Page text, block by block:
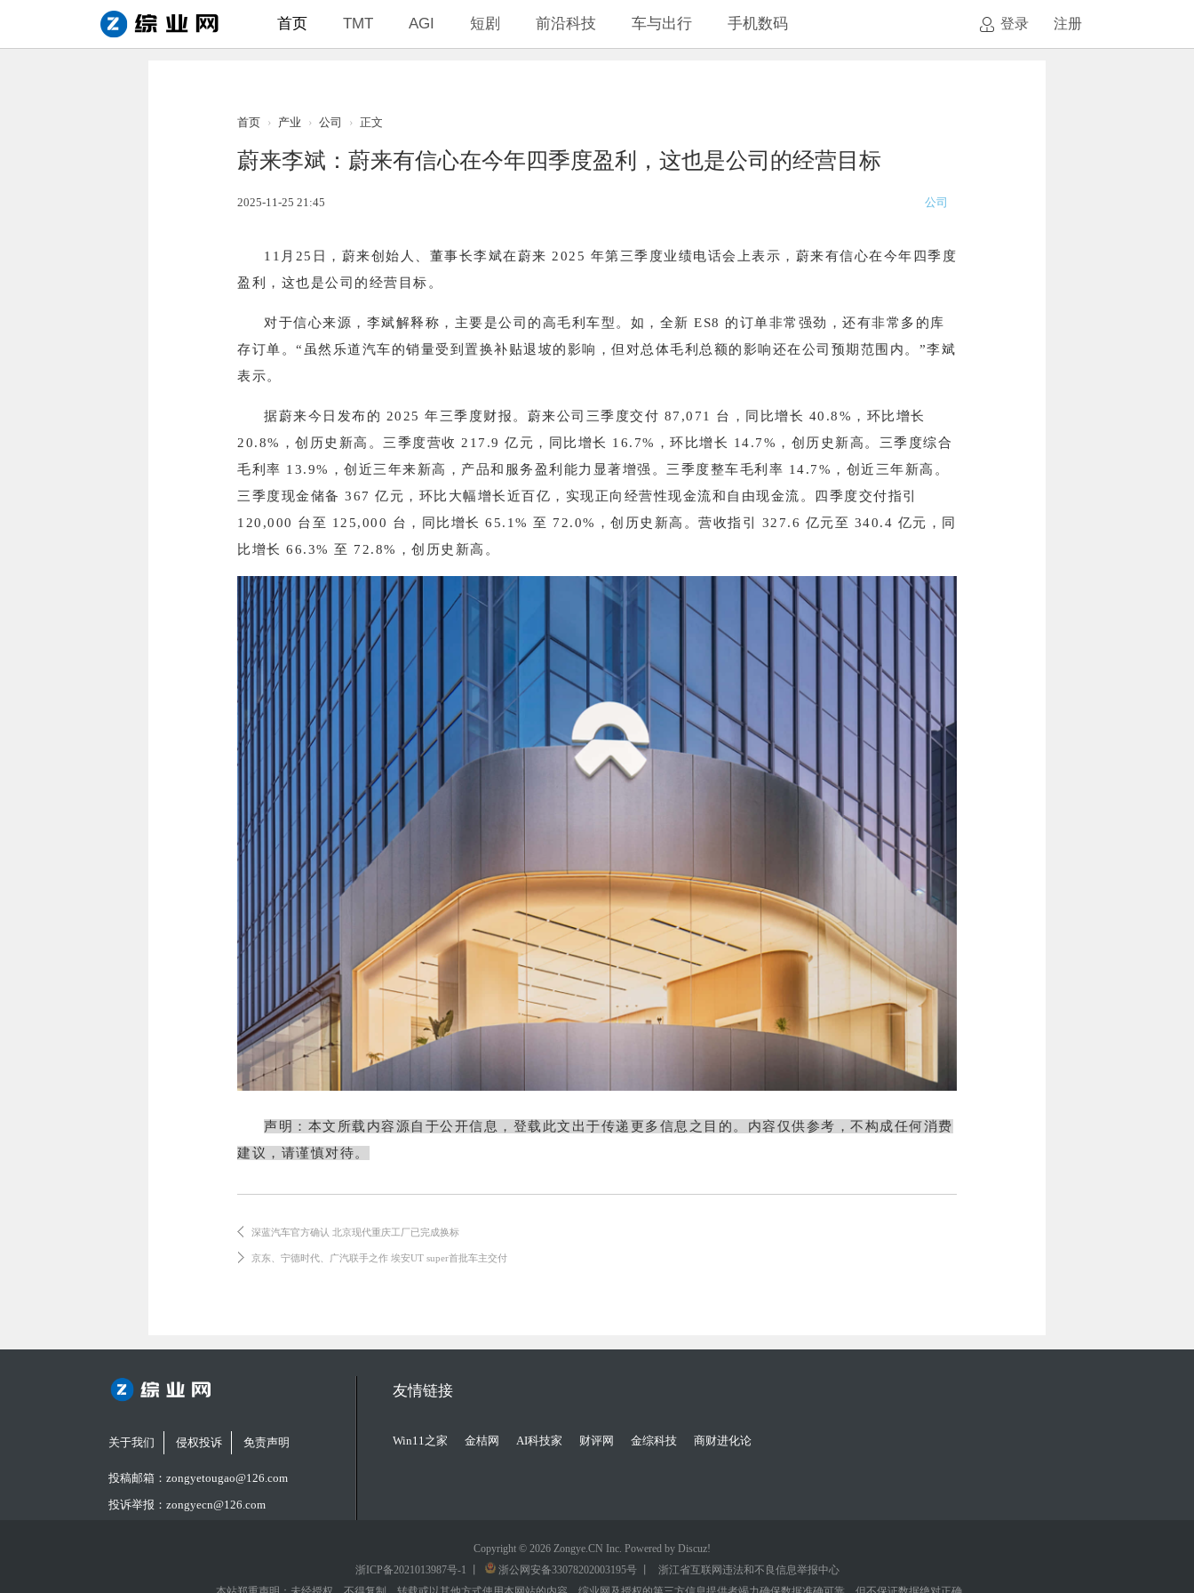
首页 TMT AGI 短剧 前沿科技 车与出行 手机数码 登录 注册
首页 › 产业 › 公司 › 正文
蔚来李斌：蔚来有信心在今年四季度盈利，这也是公司的经营目标
2025-11-25 21:45 公司
11月25日，蔚来创始人、董事长李斌在蔚来 2025 年第三季度业绩电话会上表示，蔚来有信心在今年四季度
盈利，这也是公司的经营目标。
对于信心来源，李斌解释称，主要是公司的高毛利车型。如，全新 ES8 的订单非常强劲，还有非常多的库
存订单。“虽然乐道汽车的销量受到置换补贴退坡的影响，但对总体毛利总额的影响还在公司预期范围内。”李斌
表示。
据蔚来今日发布的 2025 年三季度财报。蔚来公司三季度交付 87,071 台，同比增长 40.8%，环比增长
20.8%，创历史新高。三季度营收 217.9 亿元，同比增长 16.7%，环比增长 14.7%，创历史新高。三季度综合
毛利率 13.9%，创近三年来新高，产品和服务盈利能力显著增强。三季度整车毛利率 14.7%，创近三年新高。
三季度现金储备 367 亿元，环比大幅增长近百亿，实现正向经营性现金流和自由现金流。四季度交付指引
120,000 台至 125,000 台，同比增长 65.1% 至 72.0%，创历史新高。营收指引 327.6 亿元至 340.4 亿元，同
比增长 66.3% 至 72.8%，创历史新高。
声明：本文所载内容源自于公开信息，登载此文出于传递更多信息之目的。内容仅供参考，不构成任何消费
建议，请谨慎对待。
深蓝汽车官方确认 北京现代重庆工厂已完成换标
京东、宁德时代、广汽联手之作 埃安UT super首批车主交付
关于我们 侵权投诉 免责声明
投稿邮箱：zongyetougao@126.com
投诉举报：zongyecn@126.com
友情链接
Win11之家 金桔网 AI科技家 财评网 金综科技 商财进化论
Copyright © 2026 Zongye.CN Inc. Powered by Discuz!
浙ICP备2021013987号-1
浙公网安备33078202003195号丨
浙江省互联网违法和不良信息举报中心